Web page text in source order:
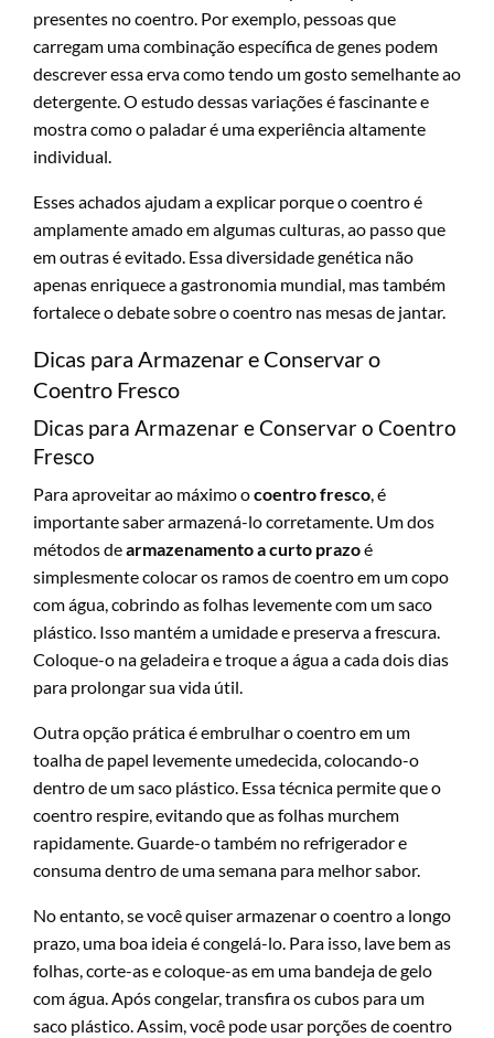
presentes no coentro. Por exemplo, pessoas que
carregam uma combinação específica de genes podem
descrever essa erva como tendo um gosto semelhante ao
detergente. O estudo dessas variações é fascinante e
mostra como o paladar é uma experiência altamente
individual.
Esses achados ajudam a explicar porque o coentro é
amplamente amado em algumas culturas, ao passo que
em outras é evitado. Essa diversidade genética não
apenas enriquece a gastronomia mundial, mas também
fortalece o debate sobre o coentro nas mesas de jantar.
Dicas para Armazenar e Conservar o
Coentro Fresco
Dicas para Armazenar e Conservar o Coentro
Fresco
Para aproveitar ao máximo ocoentro fresco , é
importante saber armazená-lo corretamente. Um dos
métodos dearmazenamento a curto prazoé
simplesmente colocar os ramos de coentro em um copo
com água, cobrindo as folhas levemente com um saco
plástico. Isso mantém a umidade e preserva a frescura.
Coloque-o na geladeira e troque a água a cada dois dias
para prolongar sua vida útil.
Outra opção prática é embrulhar o coentro em um
toalha de papel levemente umedecida, colocando-o
dentro de um saco plástico. Essa técnica permite que o
coentro respire, evitando que as folhas murchem
rapidamente. Guarde-o também no refrigerador e
consuma dentro de uma semana para melhor sabor.
No entanto, se você quiser armazenar o coentro a longo
prazo, uma boa ideia é congelá-lo. Para isso, lave bem as
folhas, corte-as e coloque-as em uma bandeja de gelo
com água. Após congelar, transfira os cubos para um
saco plástico. Assim, você pode usar porções de coentro